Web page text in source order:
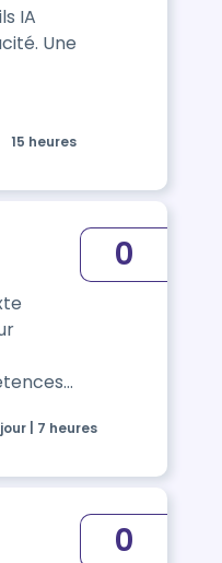
Une
15 heures
0
jour | 7 heures
0